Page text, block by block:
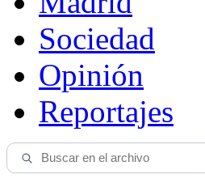
Sociedad
Opinión
Reportajes